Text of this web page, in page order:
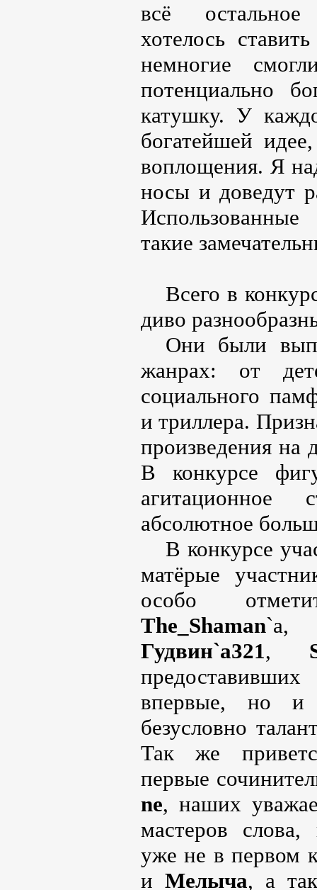
всё
хотелось
немногие
потенциально
катушку. У
богатейшей
воплощения. Я
носы и доведут
такие
Всего в
диво
Они были
жанрах: от
социального
и триллера.
произведения на
В конкурсе
агитационное
абсолютное
В конкурсе
матёрые
особо
The_Shaman
Гудвин`а321,
впервые, но
безусловно
Так же
первые
ne, наших
мастеров слова,
уже не в первом
и Мелыча, а